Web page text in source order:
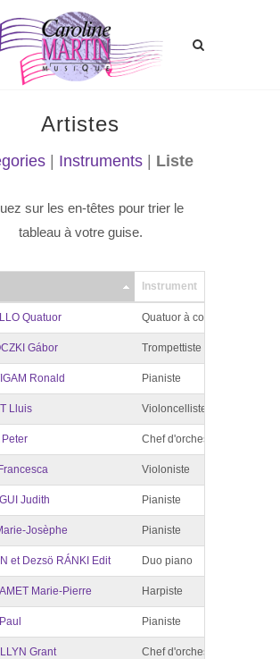
Artistes
| Instruments| Liste
sur les en-têtes pour trier le
tableau à votre guise.
Instrument
Quatuor Quatuor à cordes
Gábor Trompettiste
Ronald Pianiste
Lluis Violoncelliste
Peter Chef d'orchestre
Violoniste
Judith Pianiste
Josèphe Pianiste
et Dezsö RÁNKI Edit Duo piano
Marie-Pierre Harpiste
Pianiste
Grant Chef d'orchestre